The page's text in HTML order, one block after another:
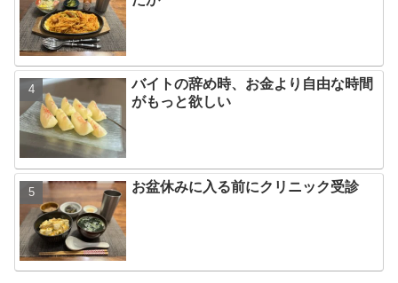
バイトの辞め時、お金より自由な時間
がもっと欲しい
お盆休みに入る前にクリニック受診